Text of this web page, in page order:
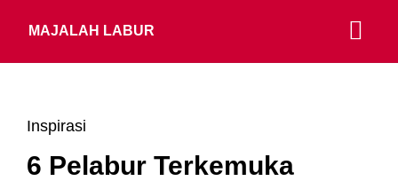
MAJALAH LABUR
Inspirasi
6 Pelabur Terkemuka